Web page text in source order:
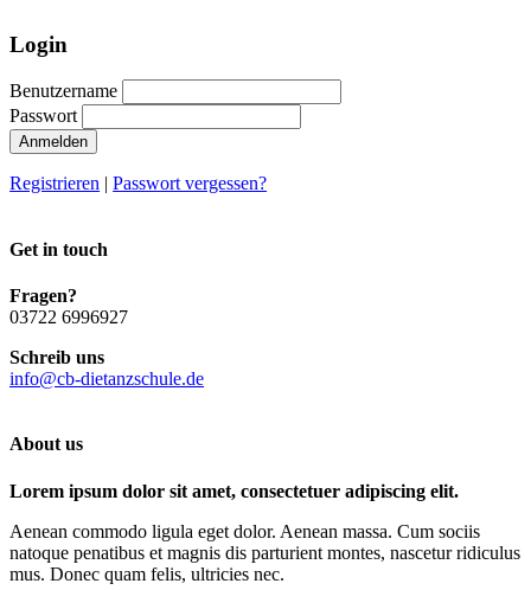
Login
Benutzername
Passwort
Anmelden
Registrieren |Passwort vergessen?
Get in touch
Fragen?
03722 6996927
Schreib uns
info@cb-dietanzschule.de
About us
Lorem ipsum dolor sit amet, consectetuer adipiscing elit.
Aenean commodo ligula eget dolor. Aenean massa. Cum sociis
natoque penatibus et magnis dis parturient montes, nascetur ridiculus
mus. Donec quam felis, ultricies nec.